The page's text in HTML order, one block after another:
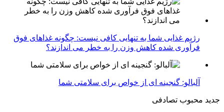
رژیم غذایی شما به تنهایی کافی نیست: چگونه غذاهای فوق
فرآوری شده کاهش وزن را به خطر می اندازند؟
آلبالو: گنجینه ای از خواص برای سلامتی شما
جدید محبوب تصادفی